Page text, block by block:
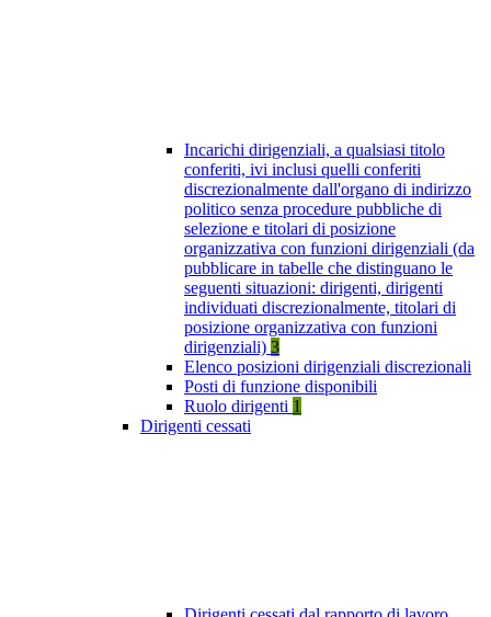
Incarichi dirigenziali, a qualsiasi titolo
conferiti, ivi inclusi quelli conferiti
discrezionalmente dall'organo di indirizzo
politico senza procedure pubbliche di
selezione e titolari di posizione
organizzativa con funzioni dirigenziali (da
pubblicare in tabelle che distinguano le
seguenti situazioni: dirigenti, dirigenti
individuati discrezionalmente, titolari di
posizione organizzativa con funzioni
dirigenziali) 3
Elenco posizioni dirigenziali discrezionali
Posti di funzione disponibili
Ruolo dirigenti 1
Dirigenti cessati